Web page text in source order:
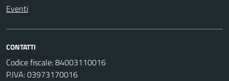
Eventi
CONTATTI
Codice fiscale: 84003110016
P.IVA: 03973170016